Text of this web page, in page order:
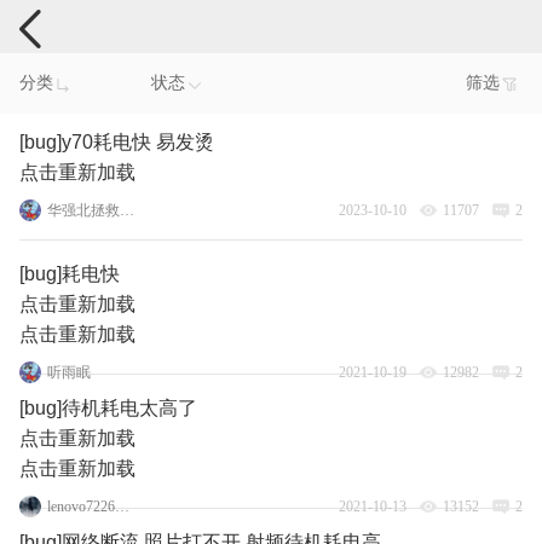
手机反馈
分类 状态 筛选
[bug]y70耗电快 易发烫
点击重新加载
华强北拯救者y70 2023-10-10 11707 2
[bug]耗电快
点击重新加载
点击重新加载
听雨眠 2021-10-19 12982 2
[bug]待机耗电太高了
点击重新加载
点击重新加载
lenovo72264073 2021-10-13 13152 2